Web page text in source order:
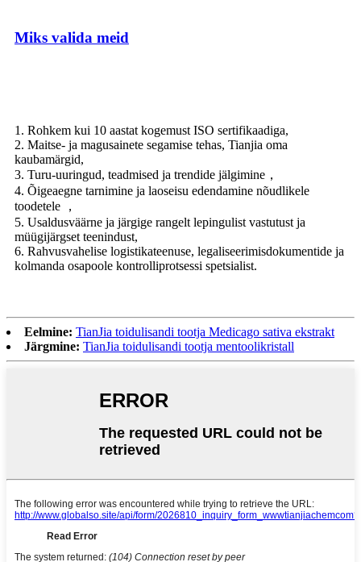
Miks valida meid
1. Rohkem kui 10 aastat kogemust ISO sertifikaadiga,
2. Maitse- ja magusainete segamise tehas, Tianjia oma
kaubamärgid,
3. Turu-uuringud, teadmised ja trendide jälgimine，
4. Õigeaegne tarnimine ja laoseisu edendamine nõudlikele
toodetele ，
5. Usaldusväärne ja järgige rangelt lepingulist vastutust ja
müügijärgset teenindust,
6. Rahvusvahelise logistikateenuse, legaliseerimisdokumentide ja
kolmanda osapoole kontrolliprotsessi spetsialist.
Eelmine: TianJia toidulisandi tootja Medicago sativa ekstrakt
Järgmine: TianJia toidulisandi tootja mentoolikristall